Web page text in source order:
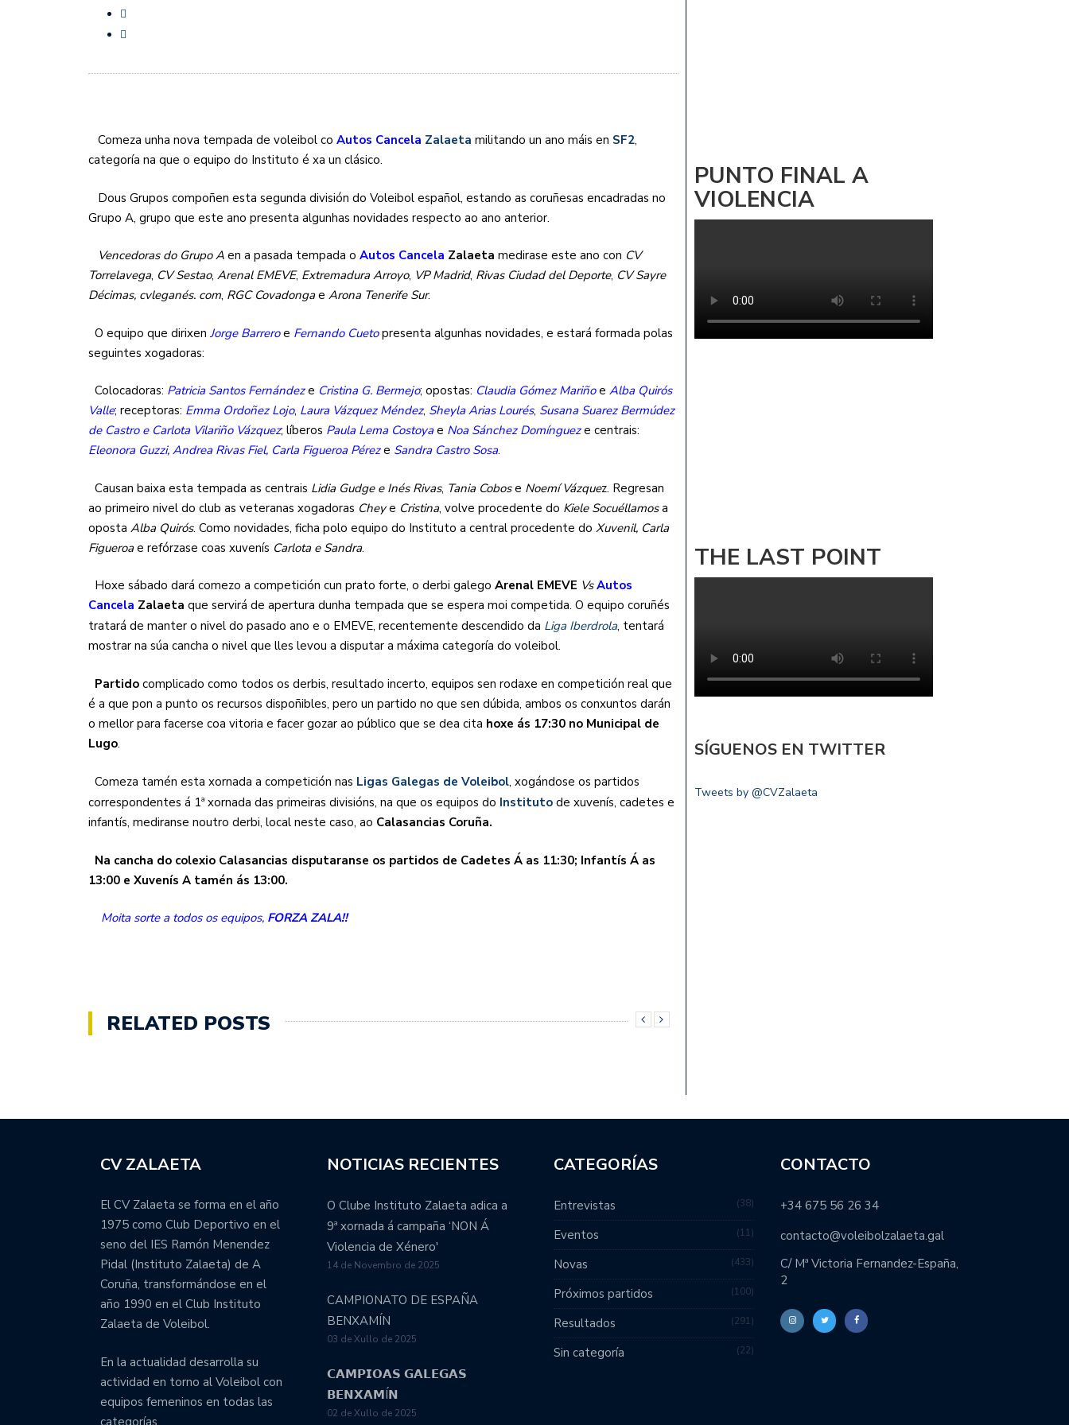
Comeza unha nova tempada de voleibol coAutos Cancela Zalaeta militando un ano máis en SF2,
categoría na que o equipo do Instituto é xa un clásico.
Dous Grupos compoñen esta segunda división do Voleibol español, estando as coruñesas encadradas no
Grupo A, grupo que este ano presenta algunhas novidades respecto ao ano anterior.
Vencedoras do Grupo A en a pasada tempada oAutos Cancela Zalaeta medirase este ano con CV
Torrelavega, CV Sestao,Arenal EMEVE, Extremadura Arroyo, VP Madrid, Rivas Ciudad del Deporte, CV Sayre
Décimas, cvleganés. com, RGC CovadongaeArona Tenerife Sur.
O equipo que dirixenJorge Barreroe Fernando Cuetopresenta algunhas novidades, e estará formada polas
seguintes xogadoras:
Colocadoras: Patricia Santos Fernándeze Cristina G. Bermejo; opostas: Claudia Gómez MariñoeAlba Quirós
Valle; receptoras: Emma Ordoñez Lojo, Laura Vázquez Méndez, Sheyla Arias Lourés, Susana Suarez Bermúdez
de Castro e Carlota Vilariño Vázquez; líberos Paula Lema Costoyae Noa Sánchez Domíngueze centrais:
Eleonora Guzzi, Andrea Rivas Fiel, Carla Figueroa Péreze Sandra Castro Sosa.
Causan baixa esta tempada as centrais Lidia Gudge e Inés Rivas, Tania Cobose Noemí Vázquez. Regresan
ao primeiro nivel do club as veteranas xogadoras Cheye Cristina, volve procedente do Kiele Socuéllamosa
opostaAlba Quirós. Como novidades, ficha polo equipo do Instituto a central procedente doXuvenil, Carla
Figueroae refórzase coas xuvenís Carlota e Sandra.
Hoxe sábado dará comezo a competición cun prato forte, o derbi galegoArenal EMEVE Vs Autos
Cancela Zalaeta que servirá de apertura dunha tempada que se espera moi competida. O equipo coruñés
tratará de manter o nivel do pasado ano e o EMEVE, recentemente descendido da Liga Iberdrola, tentará
mostrar na súa cancha o nivel que lles levou a disputar a máxima categoría do voleibol.
Partido complicado como todos os derbis, resultado incerto, equipos sen rodaxe en competición real que
é a que pon a punto os recursos dispoñibles, pero un partido no que sen dúbida, ambos os conxuntos darán
o mellor para facerse coa vitoria e facer gozar ao público que se dea cita hoxe ás 17:30 no Municipal de
Lugo.
Comeza tamén esta xornada a competición nas Ligas Galegas de Voleibol, xogándose os partidos
correspondentes á 1ª xornada das primeiras divisións, na que os equipos do Instituto de xuvenís, cadetes e
infantís, mediranse noutro derbi, local neste caso, ao Calasancias Coruña.
Na cancha do colexio Calasancias disputaranse os partidos de Cadetes Á as 11:30; Infantís Á as
13:00 e Xuvenís A tamén ás 13:00.
Moita sorte a todos os equipos, FORZA ZALA!!
RELATED POSTS
PUNTO FINAL A
VIOLENCIA
THE LAST POINT
SÍGUENOS EN TWITTER
Tweets by @CVZalaeta
CV ZALAETA
El CV Zalaeta se forma en el año
1975 como Club Deportivo en el
seno del IES Ramón Menendez
Pidal (Instituto Zalaeta) de A
Coruña, transformándose en el
año 1990 en el Club Instituto
Zalaeta de Voleibol.
En la actualidad desarrolla su
actividad en torno al Voleibol con
equipos femeninos en todas las
categorías.
NOTICIAS RECIENTES
O Clube Instituto Zalaeta adica a
9ª xornada á campaña ‘NON Á
Violencia de Xénero'
14 de Novembro de 2025
CAMPIONATO DE ESPAÑA
BENXAMÍN
03 de Xullo de 2025
𝗖𝗔𝗠𝗣𝗜𝗢𝗔𝗦 𝗚𝗔𝗟𝗘𝗚𝗔𝗦
𝗕𝗘𝗡𝗫𝗔𝗠Í𝗡
02 de Xullo de 2025
CATEGORÍAS
Entrevistas 38
Eventos 11
Novas 433
Próximos partidos 100
Resultados 291
Sin categoría 22
CONTACTO
+34 675 56 26 34
contacto@voleibolzalaeta.gal
C/ Mª Victoria Fernandez-España,
2